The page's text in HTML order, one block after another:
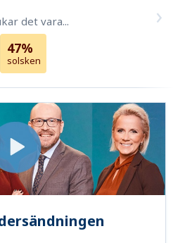
det vara...
47%
solsken